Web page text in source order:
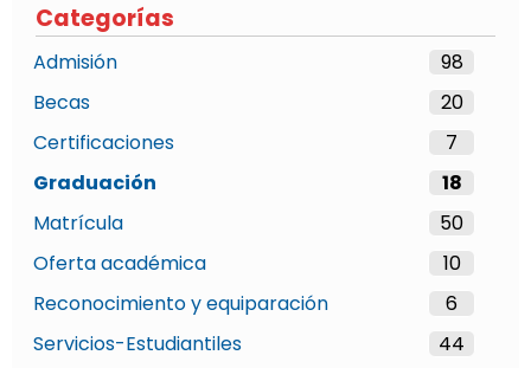
Categorías
Admisión
98
Becas
20
Certificaciones
7
Graduación
18
Matrícula
50
Oferta académica
10
Reconocimiento y equiparación
6
Servicios-Estudiantiles
44